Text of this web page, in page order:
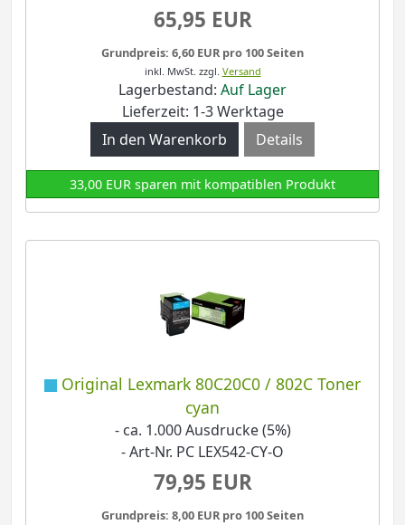
65,95 EUR
Grundpreis: 6,60 EUR pro 100 Seiten
inkl. MwSt. zzgl. Versand
Lagerbestand: Auf Lager
Lieferzeit: 1-3 Werktage
Details
33,00 EUR sparen mit kompatiblen Produkt
Original Lexmark 80C20C0 / 802C Toner
cyan
- ca. 1.000 Ausdrucke (5%)
- Art-Nr. PC LEX542-CY-O
79,95 EUR
Grundpreis: 8,00 EUR pro 100 Seiten